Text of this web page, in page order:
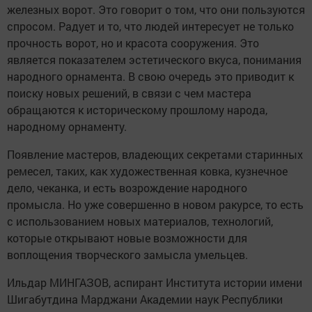
железных ворот. Это говорит о том, что они пользуются
спросом. Радует и то, что людей интересует не только
прочность ворот, но и красота сооружения. Это
является показателем эстетического вкуса, понимания
народного орнамента. В свою очередь это приводит к
поиску новых решений, в связи с чем мастера
обращаются к историческому прошлому народа,
народному орнаменту.
Появление мастеров, владеющих секретами старинных
ремесел, таких, как художественная ковка, кузнечное
дело, чеканка, и есть возрождение народного
промысла. Но уже совершенно в новом ракурсе, то есть
с использованием новых материалов, технологий,
которые открывают новые возможности для
воплощения творческого замысла умельцев.
Ильдар МИНГАЗОВ, аспирант Института истории имени
Шигабутдина Марджани Академии наук Республики